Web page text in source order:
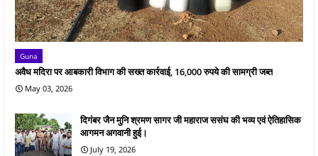
Guna
अवैध मदिरा पर आबकारी विभाग की सख्त कार्रवाई, 16,000 रुपये की सामग्री जब्त
May 03, 2026
दिगंबर जैन मुनि श्रमण सागर जी महाराज ससंघ की भव्य एवं ऐतिहासिक
आगमन अगवानी हुई।
July 19, 2026